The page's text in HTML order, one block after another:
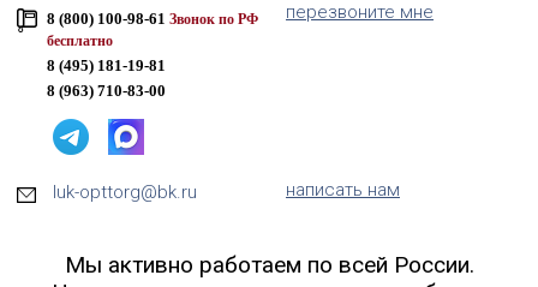
8 (800) 100-98-61 Звонок по РФ
бесплатно
8 (495) 181-19-81
8 (963) 710-83-00
перезвоните мне
luk-opttorg@bk.ru написать нам
Мы активно работаем по всей России.